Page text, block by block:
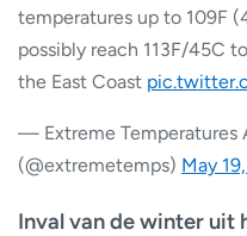
temperatures up to 109F
possibly reach 113F/45C
the East Coast
— Extreme Temperatures
(@extremetemps) May
Inval van de winter uit